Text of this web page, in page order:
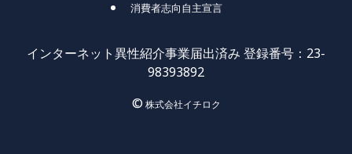
消費者志向自主宣言
インターネット異性紹介事業届出済み 登録番号：23-
98393892
© 株式会社イチロク